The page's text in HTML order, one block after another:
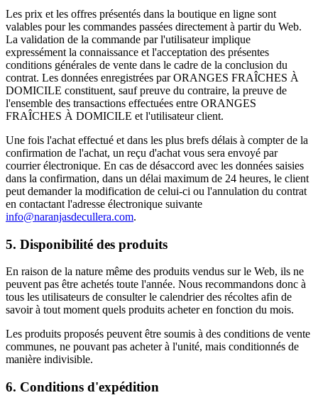
Les prix et les offres présentés dans la boutique en ligne sont
valables pour les commandes passées directement à partir du Web.
La validation de la commande par l'utilisateur implique
expressément la connaissance et l'acceptation des présentes
conditions générales de vente dans le cadre de la conclusion du
contrat. Les données enregistrées par ORANGES FRAÎCHES À
DOMICILE constituent, sauf preuve du contraire, la preuve de
l'ensemble des transactions effectuées entre ORANGES
FRAÎCHES À DOMICILE et l'utilisateur client.
Une fois l'achat effectué et dans les plus brefs délais à compter de la
confirmation de l'achat, un reçu d'achat vous sera envoyé par
courrier électronique. En cas de désaccord avec les données saisies
dans la confirmation, dans un délai maximum de 24 heures, le client
peut demander la modification de celui-ci ou l'annulation du contrat
en contactant l'adresse électronique suivante
info@naranjasdecullera.com.
5. Disponibilité des produits
En raison de la nature même des produits vendus sur le Web, ils ne
peuvent pas être achetés toute l'année. Nous recommandons donc à
tous les utilisateurs de consulter le calendrier des récoltes afin de
savoir à tout moment quels produits acheter en fonction du mois.
Les produits proposés peuvent être soumis à des conditions de vente
communes, ne pouvant pas acheter à l'unité, mais conditionnés de
manière indivisible.
6. Conditions d'expédition